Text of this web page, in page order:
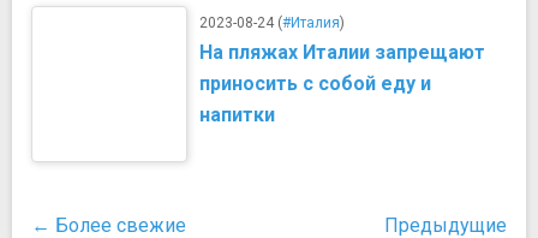
2023-08-24 (#Италия)
На пляжах Италии запрещают
приносить с собой еду и
напитки
← Более свежие
Предыдущие